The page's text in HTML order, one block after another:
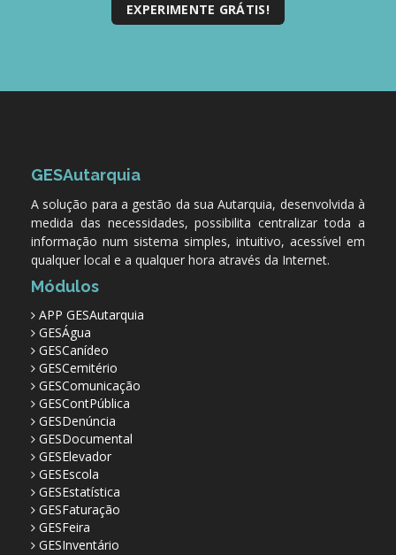
EXPERIMENTE GRÁTIS!
GESAutarquia
A solução para a gestão da sua Autarquia, desenvolvida à
medida das necessidades, possibilita centralizar toda a
informação num sistema simples, intuitivo, acessível em
qualquer local e a qualquer hora através da Internet.
Módulos
APP GESAutarquia
GESÁgua
GESCanídeo
GESCemitério
GESComunicação
GESContPública
GESDenúncia
GESDocumental
GESElevador
GESEscola
GESEstatística
GESFaturação
GESFeira
GESInventário